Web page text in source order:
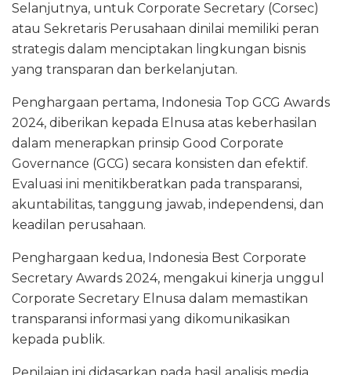
Selanjutnya, untuk Corporate Secretary (Corsec)
atau Sekretaris Perusahaan dinilai memiliki peran
strategis dalam menciptakan lingkungan bisnis
yang transparan dan berkelanjutan.
Penghargaan pertama, Indonesia Top GCG Awards
2024, diberikan kepada Elnusa atas keberhasilan
dalam menerapkan prinsip Good Corporate
Governance (GCG) secara konsisten dan efektif.
Evaluasi ini menitikberatkan pada transparansi,
akuntabilitas, tanggung jawab, independensi, dan
keadilan perusahaan.
Penghargaan kedua, Indonesia Best Corporate
Secretary Awards 2024, mengakui kinerja unggul
Corporate Secretary Elnusa dalam memastikan
transparansi informasi yang dikomunikasikan
kepada publik.